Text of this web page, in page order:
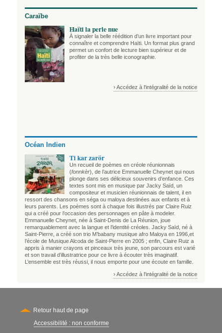
Caraïbe
Haïti la perle nue
À signaler la belle réédition d’un livre important pour
connaître et comprendre Haïti. Un format plus grand
permet un confort de lecture bien supérieur et de
profiter de la très belle iconographie.
› Accédez à l'intégralité de la notice
Océan Indien
Ti kar zarör
Un recueil de poèmes en créole réunionnais
(fonnkèr), de l’autrice Emmanuelle Cheynet qui nous
plonge dans ses délicieux souvenirs d’enfance. Ces
textes sont mis en musique par Jacky Saïd, un
compositeur et musicien réunionnais de talent, il en
ressort des chansons en séga ou maloya destinées aux enfants et à
leurs parents. Les poèmes sont à chaque fois illustrés par Claire Ruiz
qui a créé pour l’occasion des personnages en pâte à modeler.
Emmanuelle Cheynet, née à Saint-Denis de La Réunion, joue
remarquablement avec la langue et l’identité créoles. Jacky Saïd, né à
Saint-Pierre, a créé son trio M’babany musique afro Maloya en 1996,et
l’école de Musique Alcoda de Saint-Pierre en 2005 ; enfin, Claire Ruiz a
appris à manier crayons et pinceaux très jeune, son parcours est varié
et son travail d’illustratrice pour ce livre à écouter très imaginatif.
L’ensemble est très réussi, il nous emporte pour une écoute en famille.
› Accédez à l'intégralité de la notice
Retour haut de page
Secondary
Accessibilité : non conforme